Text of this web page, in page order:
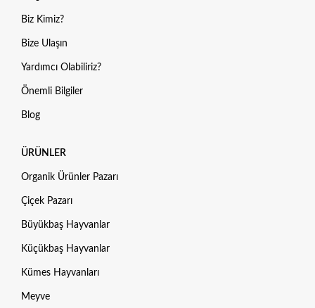
Biz Kimiz?
Bize Ulaşın
Yardımcı Olabiliriz?
Önemli Bilgiler
Blog
ÜRÜNLER
Organik Ürünler Pazarı
Çiçek Pazarı
Büyükbaş Hayvanlar
Küçükbaş Hayvanlar
Kümes Hayvanları
Meyve